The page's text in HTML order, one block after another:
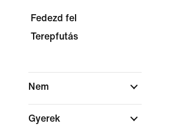
Fedezd fel
Terepfutás
Nem
Gyerek